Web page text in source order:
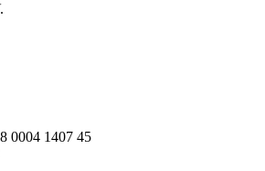
0004 1407 45